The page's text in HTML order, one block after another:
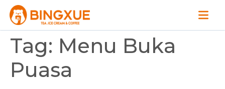
Tag: Menu Buka
Puasa